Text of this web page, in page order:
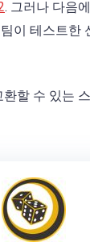
. 그러나 다음
이 테스트한
할 수 있는